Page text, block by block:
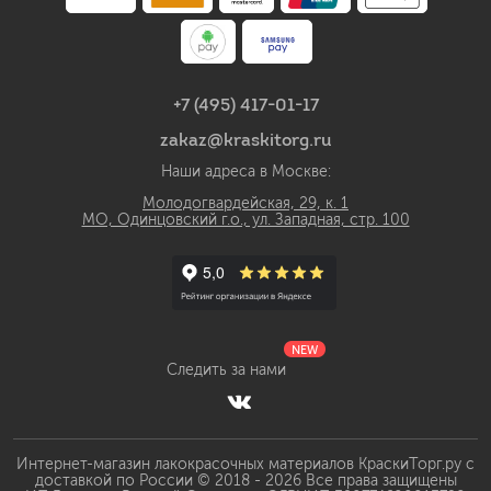
+7 (495) 417-01-17
zakaz@kraskitorg.ru
Наши адреса в Москве:
Молодогвардейская, 29, к. 1
МО, Одинцовский г.о., ул. Западная, стр. 100
Следить за нами
NEW
Интернет-магазин лакокрасочных материалов КраскиТорг.ру с
доставкой по России © 2018 - 2026 Все права защищены